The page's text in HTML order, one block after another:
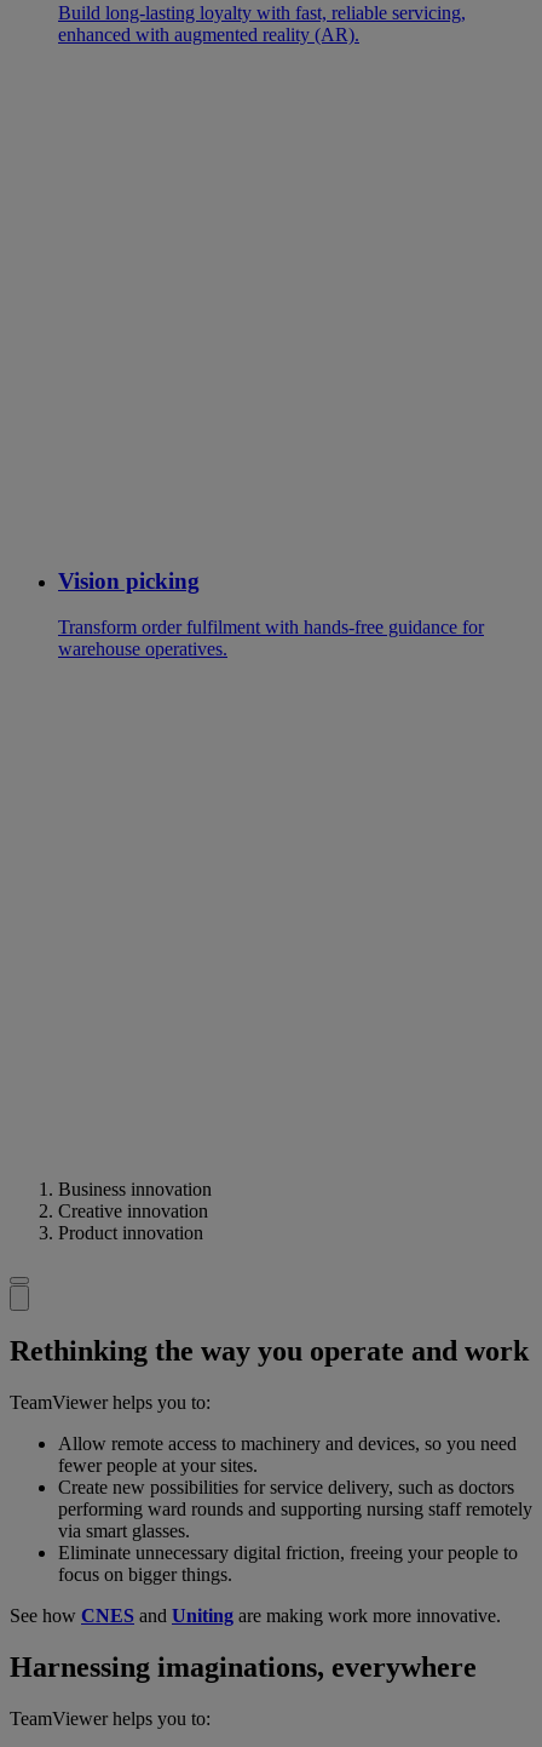
Build long-lasting loyalty with fast, reliable servicing,
enhanced with augmented reality (AR).
Vision picking
Transform order fulfilment with hands-free guidance for
warehouse operatives.
Business innovation
Creative innovation
Product innovation
Rethinking the way you operate and work
TeamViewer helps you to:
Allow remote access to machinery and devices, so you need
fewer people at your sites.
Create new possibilities for service delivery, such as doctors
performing ward rounds and supporting nursing staff remotely
via smart glasses.
Eliminate unnecessary digital friction, freeing your people to
focus on bigger things.
See how CNES and Uniting are making work more innovative.
Harnessing imaginations, everywhere
TeamViewer helps you to: